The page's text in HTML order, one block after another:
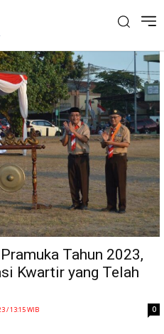
Tahun 2023,
Kwartir yang Telah
/ 13:15 WIB 0